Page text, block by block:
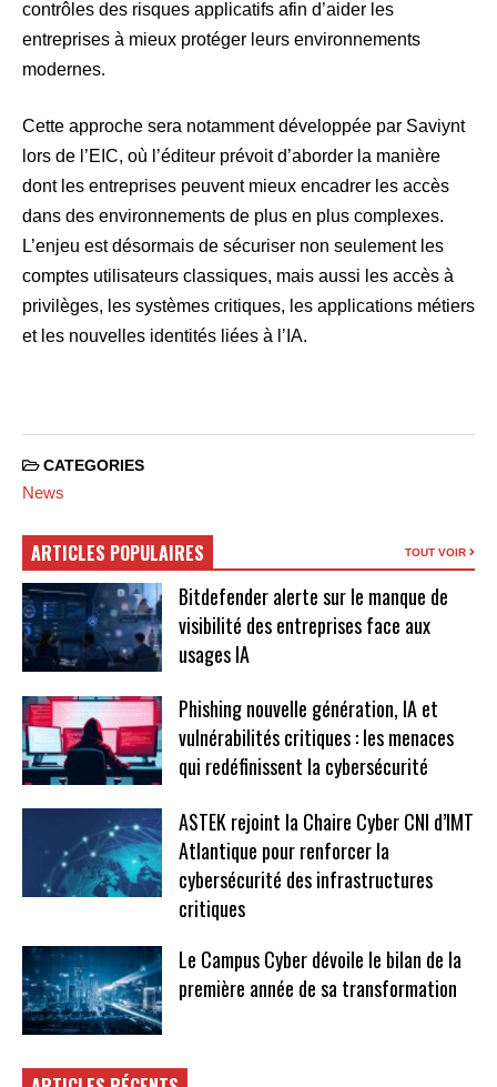
contrôles des risques applicatifs afin d’aider les
entreprises à mieux protéger leurs environnements
modernes.
Cette approche sera notamment développée par Saviynt
lors de l’EIC, où l’éditeur prévoit d’aborder la manière
dont les entreprises peuvent mieux encadrer les accès
dans des environnements de plus en plus complexes.
L’enjeu est désormais de sécuriser non seulement les
comptes utilisateurs classiques, mais aussi les accès à
privilèges, les systèmes critiques, les applications métiers
et les nouvelles identités liées à l’IA.
CATEGORIES
News
ARTICLES POPULAIRES TOUT VOIR
Bitdefender alerte sur le manque de
visibilité des entreprises face aux
usages IA
Phishing nouvelle génération, IA et
vulnérabilités critiques : les menaces
qui redéfinissent la cybersécurité
ASTEK rejoint la Chaire Cyber CNI d’IMT
Atlantique pour renforcer la
cybersécurité des infrastructures
critiques
Le Campus Cyber dévoile le bilan de la
première année de sa transformation